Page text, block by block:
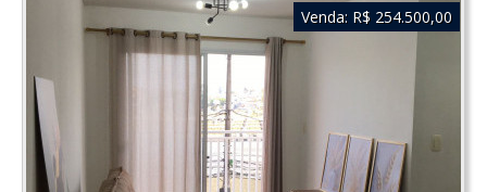
Venda: R$ 254.500,00